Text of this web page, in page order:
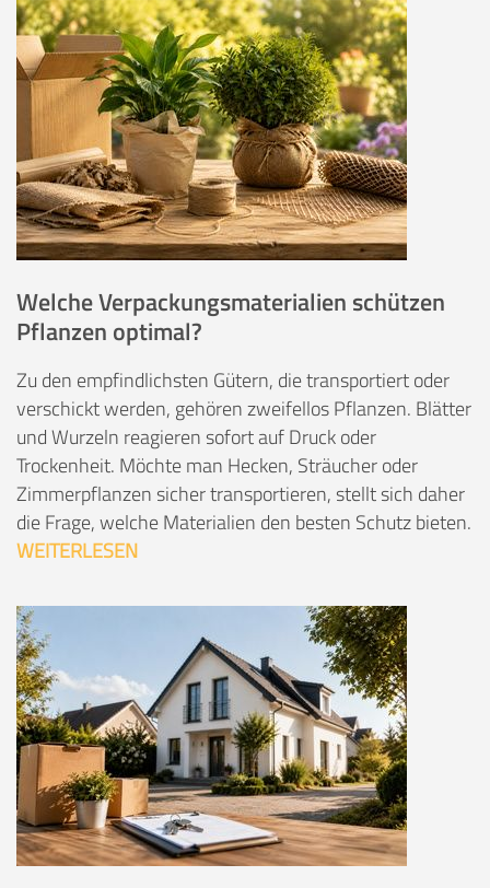
Welche Verpackungsmaterialien schützen
Pflanzen optimal?
Zu den empfindlichsten Gütern, die transportiert oder
verschickt werden, gehören zweifellos Pflanzen. Blätter
und Wurzeln reagieren sofort auf Druck oder
Trockenheit. Möchte man Hecken, Sträucher oder
Zimmerpflanzen sicher transportieren, stellt sich daher
die Frage, welche Materialien den besten Schutz bieten.
WEITERLESEN